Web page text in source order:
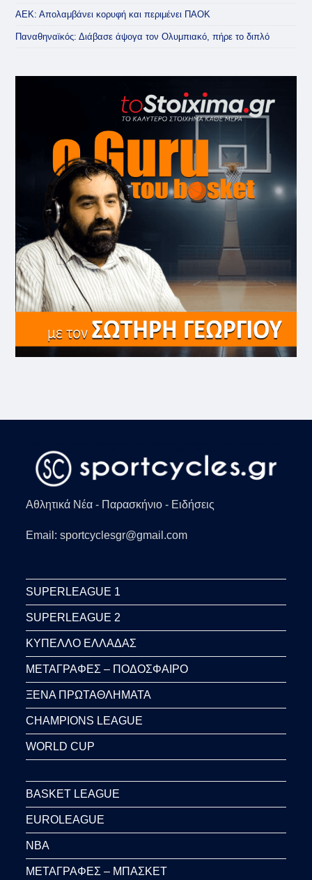
ΑΕΚ: Απολαμβάνει κορυφή και περιμένει ΠΑΟΚ
Παναθηναϊκός: Διάβασε άψογα τον Ολυμπιακό, πήρε το διπλό
Αθλητικά Νέα - Παρασκήνιο - Ειδήσεις
Email: sportcyclesgr@gmail.com
SUPERLEAGUE 1
SUPERLEAGUE 2
ΚΥΠΕΛΛΟ ΕΛΛΑΔΑΣ
ΜΕΤΑΓΡΑΦΕΣ – ΠΟΔΟΣΦΑΙΡΟ
ΞΕΝΑ ΠΡΩΤΑΘΛΗΜΑΤΑ
CHAMPIONS LEAGUE
WORLD CUP
BASKET LEAGUE
EUROLEAGUE
NBA
ΜΕΤΑΓΡΑΦΕΣ – ΜΠΑΣΚΕΤ